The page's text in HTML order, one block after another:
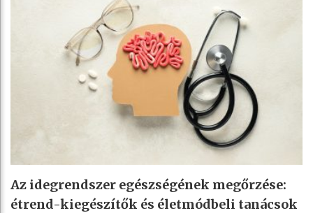
Az idegrendszer egészségének megőrzése:
étrend-kiegészítők és életmódbeli tanácsok